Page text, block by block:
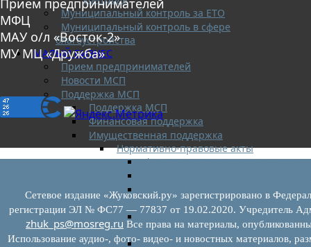
Муниципальный контроль за ЕТО
Муниципальный контроль в сфере
благоустройства
МАЛЫЙ БИЗНЕС
Прием предпринимателей
Новости МСП
Поддержка МСП
Поддержка МСП
Финансовая поддержка
Имущественная поддержка
Нормативно-правовые акты
Федеральное законодательство
Порядок формирования и ведения
перечней
Порядок предоставления
перечней
Нормативные правовые акты по
МФЦ
МАУ о/л «Восток-2»
МУ МЦ «Дружба»
Сетевое издание «Жуковский.ру» зарегистрировано в
регистрации ЭЛ № ФС77 — 77837 от 19.02.2020. Учредитель
zhuk_ps@mosreg.ru Все права на материалы,
Использование аудио-, фото- видео- и новостных материалов,